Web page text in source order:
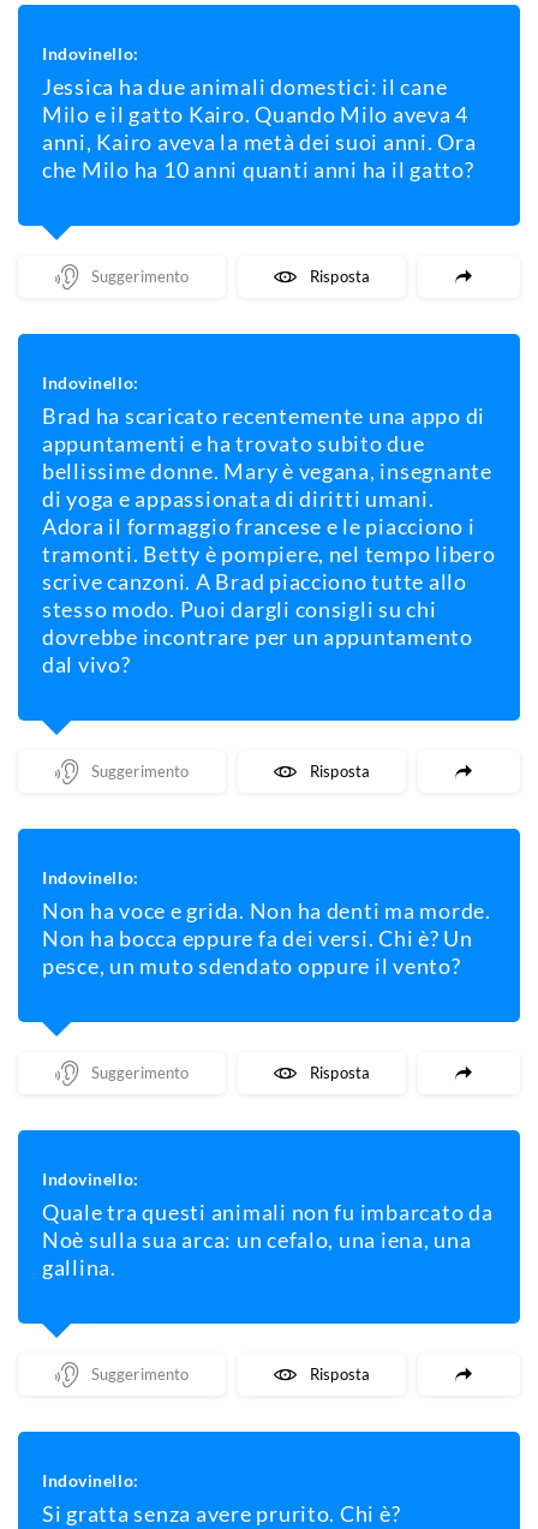
Indovinello:
Jessica ha due animali domestici: il cane
Milo e il gatto Kairo. Quando Milo aveva 4
anni, Kairo aveva la metà dei suoi anni. Ora
che Milo ha 10 anni quanti anni ha il gatto?
Mostra Un Suggerimento Mostra La Risposta
Indovinello:
Brad ha scaricato recentemente una appo di
appuntamenti e ha trovato subito due
bellissime donne. Mary è vegana, insegnante
di yoga e appassionata di diritti umani.
Adora il formaggio francese e le piacciono i
tramonti. Betty è pompiere, nel tempo libero
scrive canzoni. A Brad piacciono tutte allo
stesso modo. Puoi dargli consigli su chi
dovrebbe incontrare per un appuntamento
dal vivo?
Mostra Un Suggerimento Mostra La Risposta
Indovinello:
Non ha voce e grida. Non ha denti ma morde.
Non ha bocca eppure fa dei versi. Chi è? Un
pesce, un muto sdendato oppure il vento?
Mostra Un Suggerimento Mostra La Risposta
Indovinello:
Quale tra questi animali non fu imbarcato da
Noè sulla sua arca: un cefalo, una iena, una
gallina.
Mostra Un Suggerimento Mostra La Risposta
Indovinello:
Si gratta senza avere prurito. Chi è?